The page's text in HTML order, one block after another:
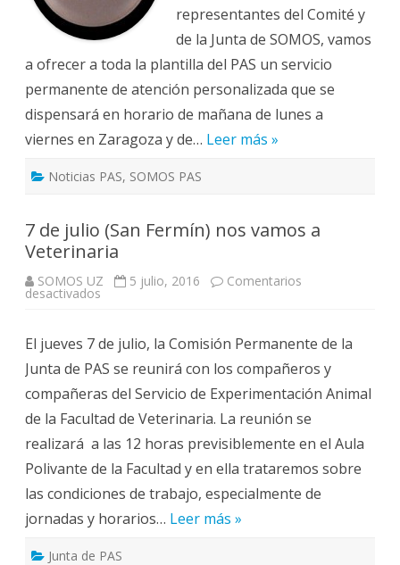
representantes del Comité y
de la Junta de SOMOS, vamos
a ofrecer a toda la plantilla del PAS un servicio
permanente de atención personalizada que se
dispensará en horario de mañana de lunes a
viernes en Zaragoza y de… Leer más »
Noticias PAS, SOMOS PAS
7 de julio (San Fermín) nos vamos a
Veterinaria
SOMOS UZ 5 julio, 2016 Comentarios
desactivados
(San
Fermín)
nos
vamos
a
Veterinaria
El jueves 7 de julio, la Comisión Permanente de la
Junta de PAS se reunirá con los compañeros y
compañeras del Servicio de Experimentación Animal
de la Facultad de Veterinaria. La reunión se
realizará a las 12 horas previsiblemente en el Aula
Polivante de la Facultad y en ella trataremos sobre
las condiciones de trabajo, especialmente de
jornadas y horarios… Leer más »
Junta de PAS